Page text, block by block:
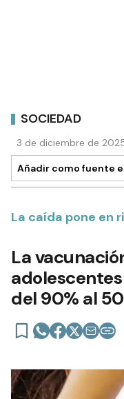
SOCIEDAD
3 de diciembre de
Añadir como fuente
La caída pone en
La
del 90% al